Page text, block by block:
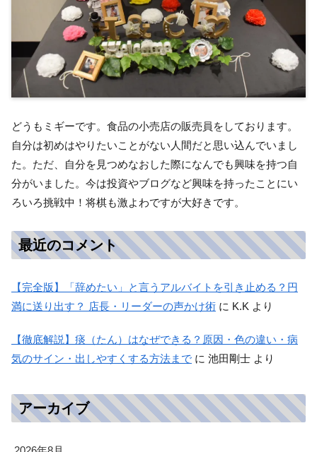
どうもミギーです。食品の小売店の販売員をしております。
自分は初めはやりたいことがない人間だと思い込んでいまし
た。ただ、自分を見つめなおした際になんでも興味を持つ自
分がいました。今は投資やブログなど興味を持ったことにい
ろいろ挑戦中！将棋も激よわですが大好きです。
最近のコメント
【完全版】「辞めたい」と言うアルバイトを引き止める？円
満に送り出す？ 店長・リーダーの声かけ術 に K.K より
【徹底解説】痰（たん）はなぜできる？原因・色の違い・病
気のサイン・出しやすくする方法まで に 池田剛士 より
アーカイブ